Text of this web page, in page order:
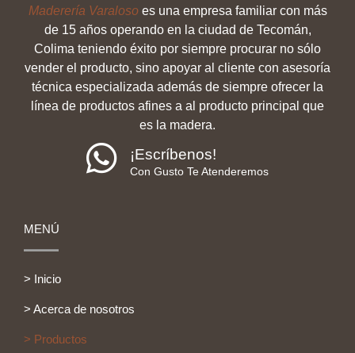
Maderería Varalosoes una empresa familiar con más
de 15 años operando en la ciudad de Tecomán,
Colima teniendo éxito por siempre procurar no sólo
vender el producto, sino apoyar al cliente con asesoría
técnica especializada además de siempre ofrecer la
línea de productos afines a al producto principal que
es la madera.
¡Escríbenos!
Con Gusto Te Atenderemos
MENÚ
> Inicio
> Acerca de nosotros
> Productos